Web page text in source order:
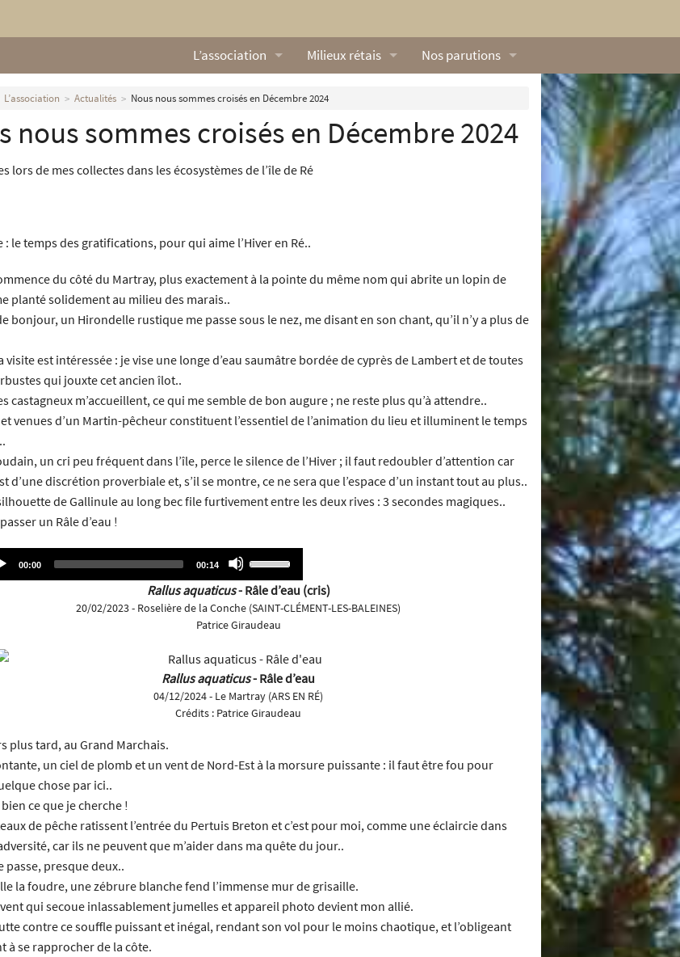
L’association
Qui sommes nous ?
Nos missions
Nos statuts
Nos partenaires
Nous contacter
Actualités
Milieux rétais
Lexique
Galerie rétaise
Milieux marins
Nos parutions
L’Œillet des dunes
Vidéos naturalistes de Ré Nature
L’association Actualités Nous nous sommes croisés en Décembre 2024
nous sommes croisés en Décembre 2024
lors de mes collectes dans les écosystèmes de l’île de Ré
: le temps des gratifications, pour qui aime l’Hiver en Ré..
du côté du Martray, plus exactement à la pointe du même nom qui abrite un lopin de
planté solidement au milieu des marais..
bonjour, un Hirondelle rustique me passe sous le nez, me disant en son chant, qu’il n’y a plus de
visite est intéressée : je vise une longe d’eau saumâtre bordée de cyprès de Lambert et de toutes
qui jouxte cet ancien îlot..
castagneux m’accueillent, ce qui me semble de bon augure ; ne reste plus qu’à attendre..
venues d’un Martin-pêcheur constituent l’essentiel de l’animation du lieu et illuminent le temps
un cri peu fréquent dans l’île, perce le silence de l’Hiver ; il faut redoubler d’attention car
d’une discrétion proverbiale et, s’il se montre, ce ne sera que l’espace d’un instant tout au plus..
de Gallinule au long bec file furtivement entre les deux rives : 3 secondes magiques..
un Râle d’eau !
Audio
Player
Current
00:00
Total
00:14
Arrow
keys
increase
or
decrease
volume.
Rallus aquaticus- Râle d’eau (cris)
20/02/2023 - Roselière de la Conche (SAINT-CLÉMENT-LES-BALEINES)
Patrice Giraudeau
Rallus aquaticus- Râle d’eau
04/12/2024 - Le Martray (ARS EN RÉ)
Crédits : Patrice Giraudeau
plus tard, au Grand Marchais.
un ciel de plomb et un vent de Nord-Est à la morsure puissante : il faut être fou pour
chose par ici..
bien ce que je cherche !
de pêche ratissent l’entrée du Pertuis Breton et c’est pour moi, comme une éclaircie dans
car ils ne peuvent que m’aider dans ma quête du jour..
passe, presque deux..
la foudre, une zébrure blanche fend l’immense mur de grisaille.
qui secoue inlassablement jumelles et appareil photo devient mon allié.
contre ce souffle puissant et inégal, rendant son vol pour le moins chaotique, et l’obligeant
à se rapprocher de la côte.